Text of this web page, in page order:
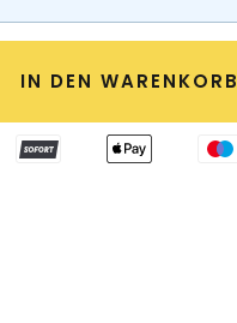
IN DEN WARENKORB